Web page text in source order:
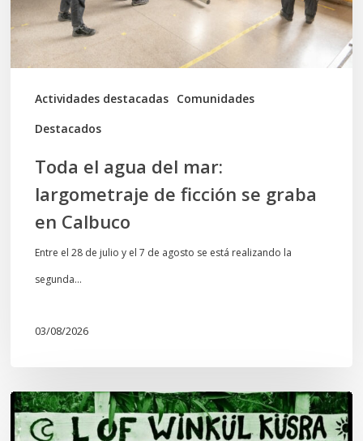
Actividades destacadas Comunidades
Destacados
de
ficción
se
graba
Toda el agua del mar:
largometraje de ficción se graba
en Calbuco
Entre el 28 de julio y el 7 de agosto se está realizando la
segunda…
03/08/2026
Lof
Winkül